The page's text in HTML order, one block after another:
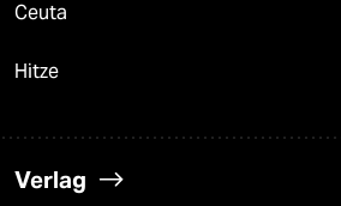
Ceuta
Hitze
Verlag